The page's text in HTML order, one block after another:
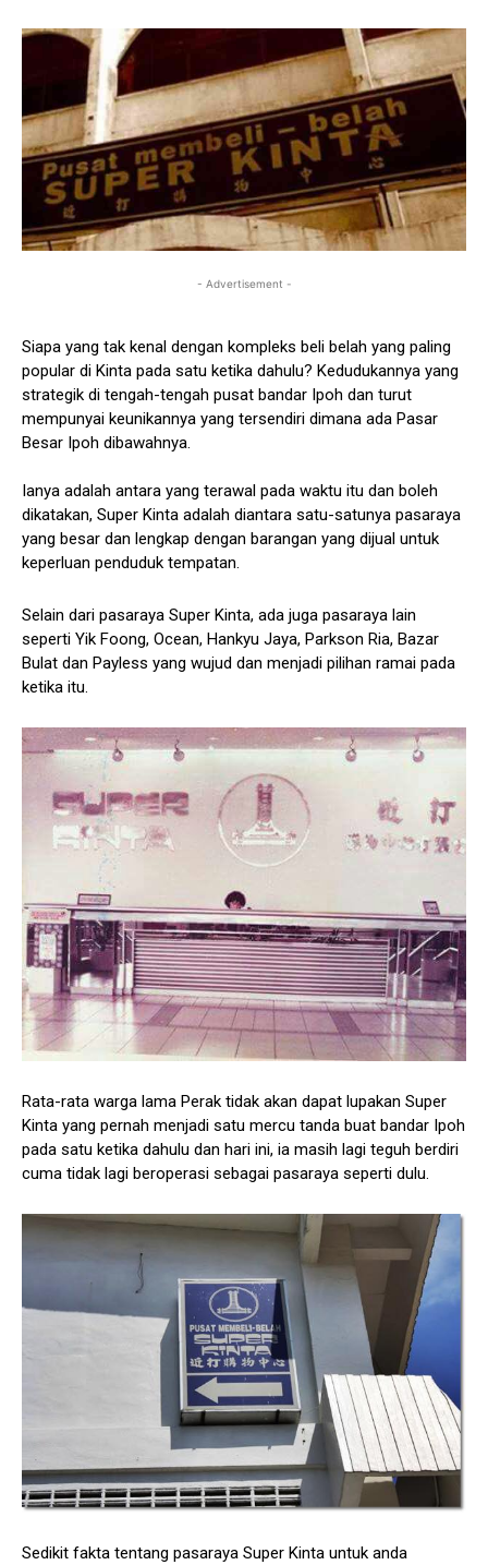
- Advertisement -
Siapa yang tak kenal dengan kompleks beli belah yang paling
popular di Kinta pada satu ketika dahulu? Kedudukannya yang
strategik di tengah-tengah pusat bandar Ipoh dan turut
mempunyai keunikannya yang tersendiri dimana ada Pasar
Besar Ipoh dibawahnya.
Ianya adalah antara yang terawal pada waktu itu dan boleh
dikatakan, Super Kinta adalah diantara satu-satunya pasaraya
yang besar dan lengkap dengan barangan yang dijual untuk
keperluan penduduk tempatan.
Selain dari pasaraya Super Kinta, ada juga pasaraya lain
seperti Yik Foong, Ocean, Hankyu Jaya, Parkson Ria, Bazar
Bulat dan Payless yang wujud dan menjadi pilihan ramai pada
ketika itu.
Rata-rata warga lama Perak tidak akan dapat lupakan Super
Kinta yang pernah menjadi satu mercu tanda buat bandar Ipoh
pada satu ketika dahulu dan hari ini, ia masih lagi teguh berdiri
cuma tidak lagi beroperasi sebagai pasaraya seperti dulu.
Sedikit fakta tentang pasaraya Super Kinta untuk anda